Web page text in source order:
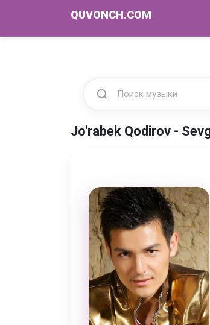
QUVONCH.COM
Jo'rabek Qodirov -